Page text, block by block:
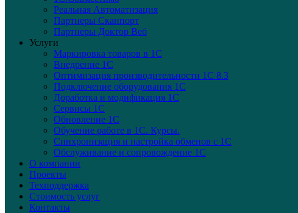
Реальная Автоматизация
Партнеры Сканпорт
Партнеры Доктор Веб
Услуги
Маркировка товаров в 1С
Внедрение 1C
Оптимизация производительности 1С 8.3
Подключение оборудования 1С
Доработка и модификация 1С
Сервисы 1С
Обновление 1С
Обучение работе в 1С. Курсы.
Синхронизация и настройка обменов с 1С
Обслуживание и сопровождение 1C
О компании
Проекты
Техподдержка
Стоимость услуг
Контакты